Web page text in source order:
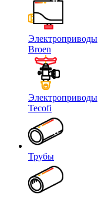
Электроприводы
Broen
Электроприводы
Tecofi
Трубы